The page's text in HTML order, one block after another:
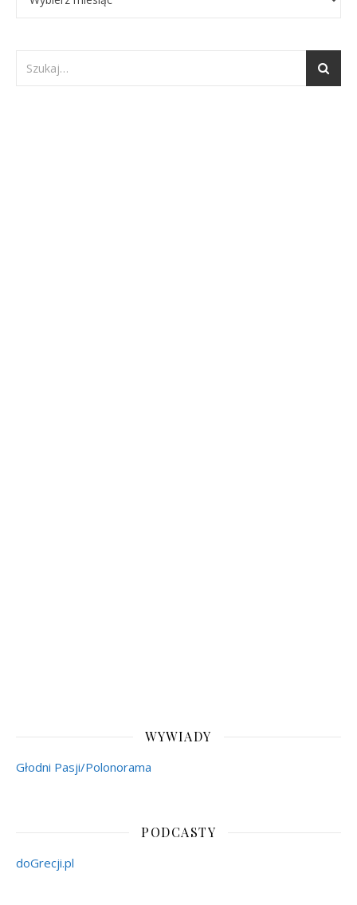
WYWIADY
Głodni Pasji/Polonorama
PODCASTY
doGrecji.pl